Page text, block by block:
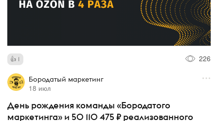
1 226
Бородатый маркетинг
18 июл
День рождения команды «Бородатого
маркетинга» и 50 110 475 ₽ реализованного